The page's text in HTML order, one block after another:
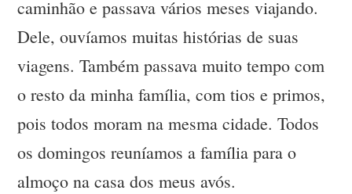
caminhão e passava vários meses viajando.
Dele, ouvíamos muitas histórias de suas
viagens. Também passava muito tempo com
o resto da minha família, com tios e primos,
pois todos moram na mesma cidade. Todos
os domingos reuníamos a família para o
almoço na casa dos meus avós.